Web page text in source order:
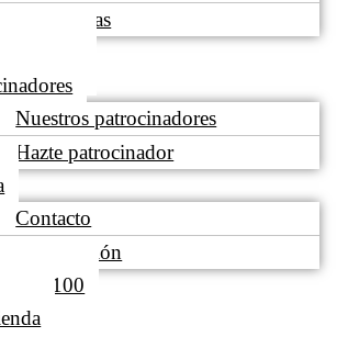
Estadísticas
Nuestros patrocinadores
Hazte patrocinador
Contacto
Acreditación
los 100